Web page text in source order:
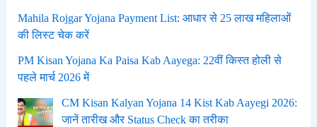
Mahila Rojgar Yojana Payment List: आधार से 25 लाख महिलाओं
की लिस्ट चेक करें
PM Kisan Yojana Ka Paisa Kab Aayega: 22वीं किस्त होली से
पहले मार्च 2026 में
CM Kisan Kalyan Yojana 14 Kist Kab Aayegi 2026:
जानें तारीख और Status Check का तरीका